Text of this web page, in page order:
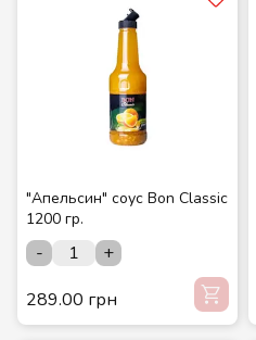
"Апельсин" соус Bon Classic
1200 гр.
-
+
289.00 грн